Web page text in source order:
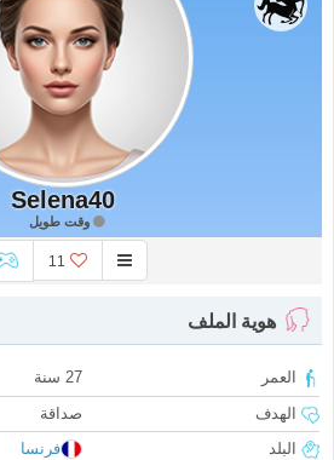
Selena40
وقت طويل
11
هوية الملف
العمر
27 سنة
الهدف
صداقة
البلد
فرنسا